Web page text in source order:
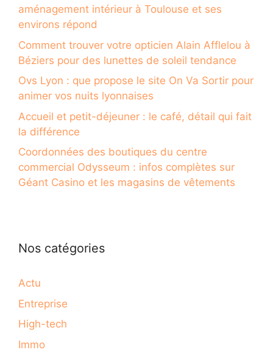
aménagement intérieur à Toulouse et ses
environs répond
Comment trouver votre opticien Alain Afflelou à
Béziers pour des lunettes de soleil tendance
Ovs Lyon : que propose le site On Va Sortir pour
animer vos nuits lyonnaises
Accueil et petit-déjeuner : le café, détail qui fait
la différence
Coordonnées des boutiques du centre
commercial Odysseum : infos complètes sur
Géant Casino et les magasins de vêtements
Nos catégories
Actu
Entreprise
High-tech
Immo